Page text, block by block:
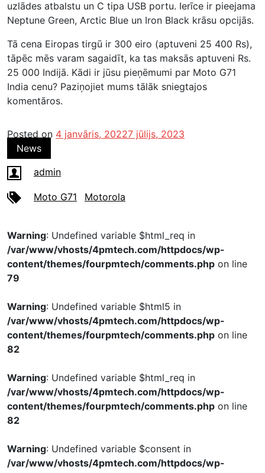
uzlādes atbalstu un C tipa USB portu. Ierīce ir pieejama
Neptune Green, Arctic Blue un Iron Black krāsu opcijās.
Tā cena Eiropas tirgū ir 300 eiro (aptuveni 25 400 Rs),
tāpēc mēs varam sagaidīt, ka tas maksās aptuveni Rs.
25 000 Indijā. Kādi ir jūsu pieņēmumi par Moto G71
India cenu? Paziņojiet mums tālāk sniegtajos
komentāros.
Posted on 4 janvāris, 20227 jūlijs, 2023
News
admin
Moto G71 Motorola
Warning: Undefined variable $html_req in
/var/www/vhosts/4pmtech.com/httpdocs/wp-
content/themes/fourpmtech/comments.php on line
79
Warning: Undefined variable $html5 in
/var/www/vhosts/4pmtech.com/httpdocs/wp-
content/themes/fourpmtech/comments.php on line
82
Warning: Undefined variable $html_req in
/var/www/vhosts/4pmtech.com/httpdocs/wp-
content/themes/fourpmtech/comments.php on line
82
Warning: Undefined variable $consent in
/var/www/vhosts/4pmtech.com/httpdocs/wp-